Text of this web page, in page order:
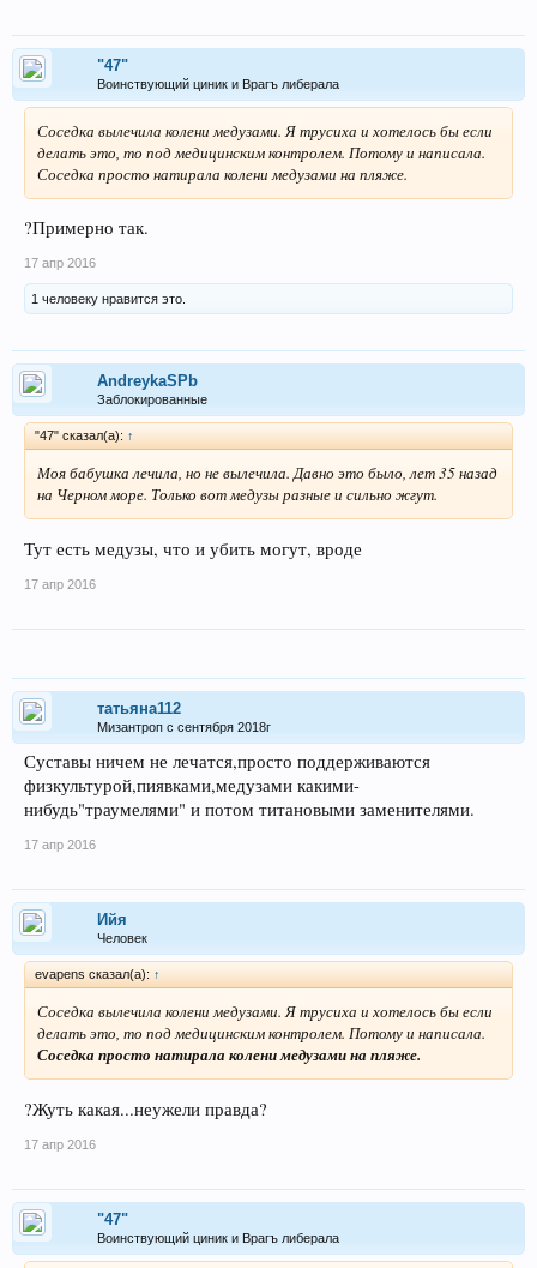
"47"
Воинствующий циник и Врагъ либерала
Соседка вылечила колени медузами. Я трусиха и хотелось бы если
делать это, то под медицинским контролем. Потому и написала.
Соседка просто натирала колени медузами на пляже.
?Примерно так.
17 апр 2016
1 человеку нравится это.
AndreykaSPb
Заблокированные
"47" сказал(а): ↑
Моя бабушка лечила, но не вылечила. Давно это было, лет 35 назад
на Черном море. Только вот медузы разные и сильно жгут.
Тут есть медузы, что и убить могут, вроде
17 апр 2016
татьяна112
Мизантроп с сентября 2018г
Суставы ничем не лечатся,просто поддерживаются
физкультурой,пиявками,медузами какими-
нибудь"траумелями" и потом титановыми заменителями.
17 апр 2016
Ийя
Человек
evapens сказал(а): ↑
Соседка вылечила колени медузами. Я трусиха и хотелось бы если
делать это, то под медицинским контролем. Потому и написала.
Соседка просто натирала колени медузами на пляже.
?Жуть какая...неужели правда?
17 апр 2016
"47"
Воинствующий циник и Врагъ либерала